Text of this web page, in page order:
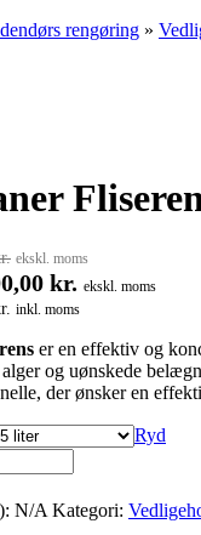
rengøring »
ekskl. moms
kr. ekskl. moms
inkl. moms
er en effektiv og
og uønskede
der ønsker en
Ryd
N/A Kategori: